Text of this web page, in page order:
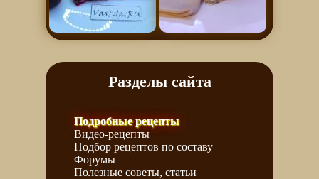
Разделы сайта
Подробные рецепты
Видео-рецепты
Подбор рецептов по составу
Форумы
Полезные советы, статьи